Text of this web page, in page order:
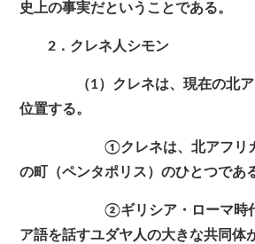
史上の事実だということである。
2．クレネ人シモン
（1）クレネは、現在の北ア
位置する。
①クレネは、北アフリカで
の町（ペンタポリス）のひとつであ
②ギリシア・ローマ時代を
ア語を話すユダヤ人の大きな共同体